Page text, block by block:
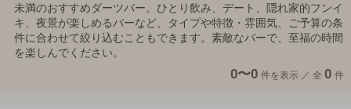
未満のおすすめダーツバー。ひとり飲み、デート、隠れ家的フンイ
キ、夜景が楽しめるバーなど、タイプや特徴・雰囲気、ご予算の条
件に合わせて絞り込むこともできます。素敵なバーで、至福の時間
を楽しんでください。
0〜0 件を表示 ／ 全 0 件